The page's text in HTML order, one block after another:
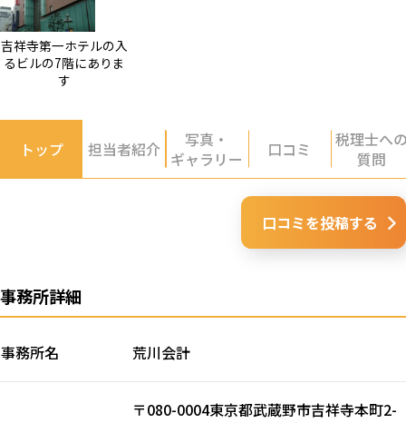
吉祥寺第一ホテルの入
るビルの7階にありま
す
トップ 担当者紹介
写真・
ギャラリー
口コミ
税理士へ
質問
口コミを投稿する
事務所詳細
事務所名 荒川会計
〒080-0004東京都武蔵野市吉祥寺本町2-